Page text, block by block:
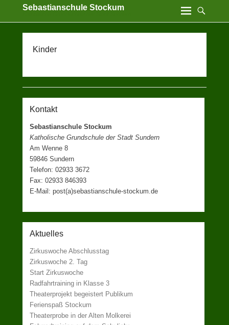
Sebastianschule Stockum
Kinder
Kontakt
Sebastianschule Stockum
Katholische Grundschule der Stadt Sundern
Am Wenne 8
59846 Sundern
Telefon: 02933 3672
Fax: 02933 846393
E-Mail: post(a)sebastianschule-stockum.de
Aktuelles
Zirkuswoche Abschlusstag
Zirkuswoche 2. Tag
Start Zirkuswoche
Radfahrtraining in Klasse 3
Theaterprojekt begeistert Publikum
Ferienspaß Stockum
Theaterprobe in der Alten Molkerei